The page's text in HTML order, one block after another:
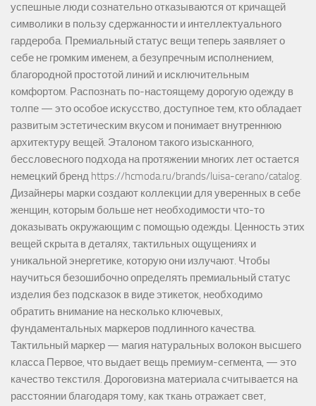
успешные люди сознательно отказываются от кричащей
символики в пользу сдержанности и интеллектуального
гардероба. Премиальный статус вещи теперь заявляет о
себе не громким именем, а безупречным исполнением,
благородной простотой линий и исключительным
комфортом. Распознать по-настоящему дорогую одежду в
толпе — это особое искусство, доступное тем, кто обладает
развитым эстетическим вкусом и понимает внутреннюю
архитектуру вещей. Эталоном такого изысканного,
бессловесного подхода на протяжении многих лет остается
немецкий бренд https://hcmoda.ru/brands/luisa-cerano/catalog.
Дизайнеры марки создают коллекции для уверенных в себе
женщин, которым больше нет необходимости что-то
доказывать окружающим с помощью одежды. Ценность этих
вещей скрыта в деталях, тактильных ощущениях и
уникальной энергетике, которую они излучают. Чтобы
научиться безошибочно определять премиальный статус
изделия без подсказок в виде этикеток, необходимо
обратить внимание на несколько ключевых,
фундаментальных маркеров подлинного качества.
Тактильный маркер — магия натуральных волокон высшего
класса Первое, что выдает вещь премиум-сегмента, — это
качество текстиля. Дороговизна материала считывается на
расстоянии благодаря тому, как ткань отражает свет,